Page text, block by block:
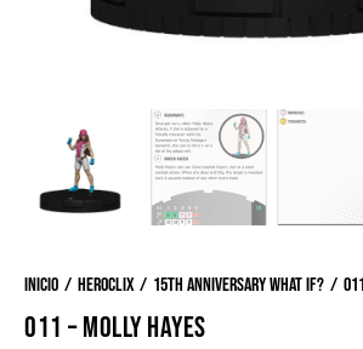
Inicio Heroclix 15th Anniversary What If?
011 – MOLLY HAYES